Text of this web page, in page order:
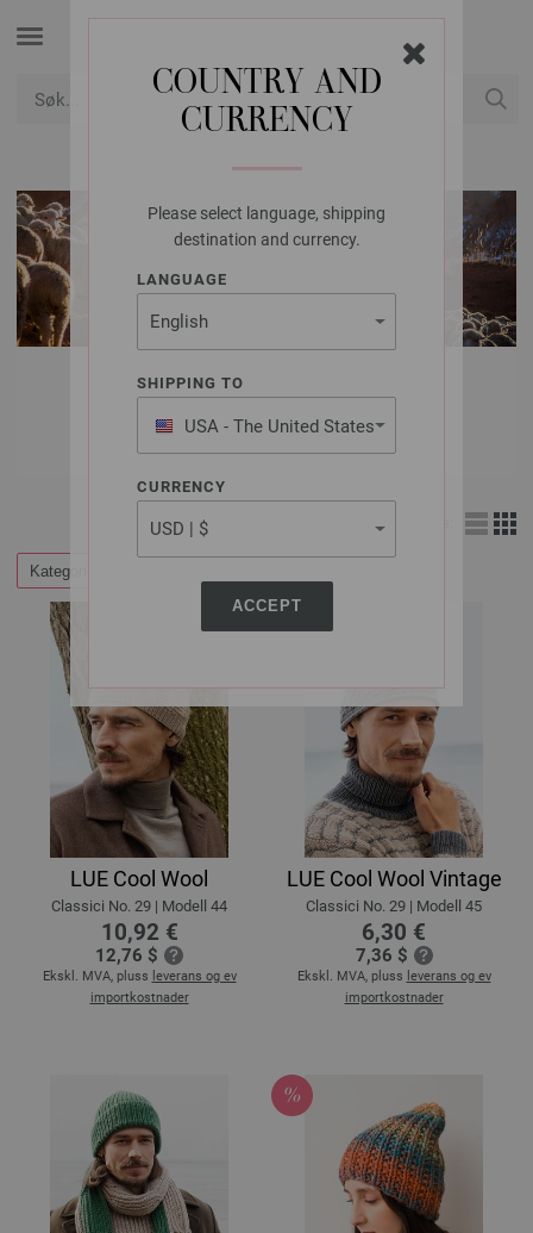
COUNTRY AND
CURRENCY
Please select language, shipping
destination and currency.
LANGUAGE
SHIPPING TO
USA - The United States
of America
CURRENCY
ACCEPT
MODELLPAKKE
HERRE | LUER
Kategorier
LUE Cool Wool
Classici No. 29 | Modell 44
10,92 €
12,76 $
Ekskl. MVA, pluss leverans og ev
importkostnader
LUE Cool Wool Vintage
Classici No. 29 | Modell 45
6,30 €
7,36 $
Ekskl. MVA, pluss leverans og ev
importkostnader